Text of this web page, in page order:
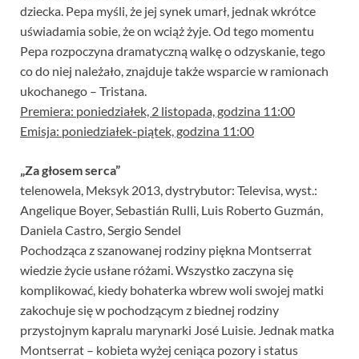
dziecka. Pepa myśli, że jej synek umarł, jednak wkrótce
uświadamia sobie, że on wciąż żyje. Od tego momentu
Pepa rozpoczyna dramatyczną walkę o odzyskanie, tego
co do niej należało, znajduje także wsparcie w ramionach
ukochanego – Tristana.
Premiera: poniedziałek, 2 listopada, godzina 11:00
Emisja: poniedziałek-piątek, godzina 11:00
„Za głosem serca”
telenowela, Meksyk 2013, dystrybutor: Televisa, wyst.:
Angelique Boyer, Sebastián Rulli, Luis Roberto Guzmán,
Daniela Castro, Sergio Sendel
Pochodząca z szanowanej rodziny piękna Montserrat
wiedzie życie usłane różami. Wszystko zaczyna się
komplikować, kiedy bohaterka wbrew woli swojej matki
zakochuje się w pochodzącym z biednej rodziny
przystojnym kapralu marynarki José Luisie. Jednak matka
Montserrat – kobieta wyżej ceniąca pozory i status